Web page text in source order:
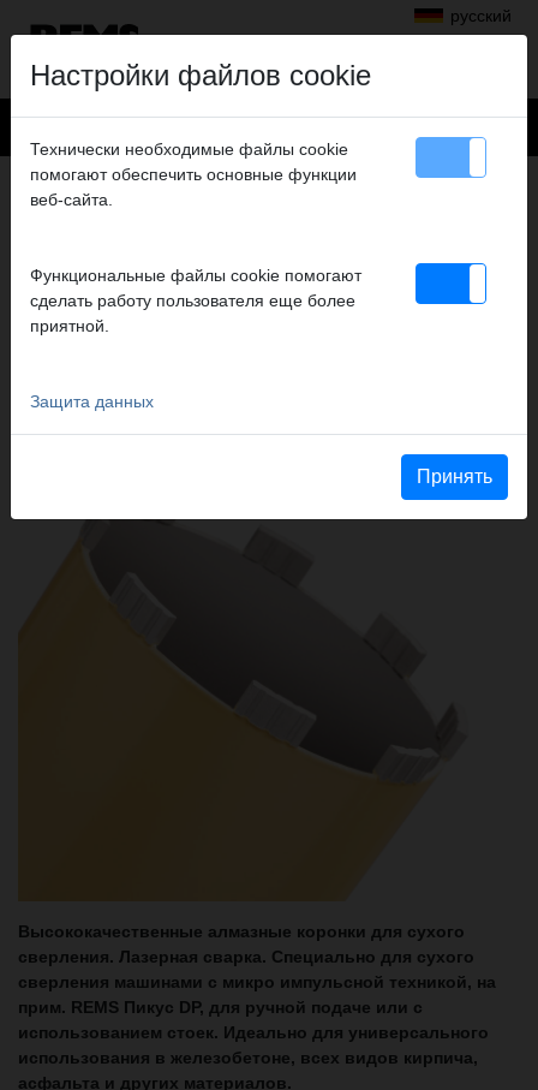
русский
Продукты> Алмазное сверление, пререные шлифовальные станки
> REMS универсальные алмазные коронки LS для сухого сверления
КОРОНКИ LS ДЛЯ СУХОГО
СВЕРЛЕНИЯ
Высококачественные алмазные коронки для сухого
сверления. Лазерная сварка. Специально для сухого
сверления машинами с микро импульсной техникой, на
прим. REMS Пикус DP, для ручной подаче или с
использованием стоек. Идеально для универсального
использования в железобетоне, всех видов кирпича,
асфальта и других материалов.
Настройки файлов cookie
Технически необходимые файлы cookie
помогают обеспечить основные функции
веб-сайта.
Функциональные файлы cookie помогают
сделать работу пользователя еще более
приятной.
Защита данных
Принять